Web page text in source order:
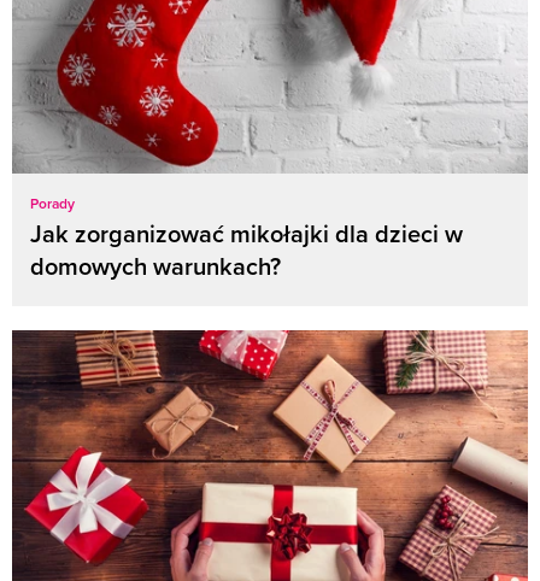
Porady
Jak zorganizować mikołajki dla dzieci w
domowych warunkach?